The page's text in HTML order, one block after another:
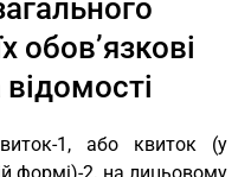
обов’язкові
1, або квиток (у